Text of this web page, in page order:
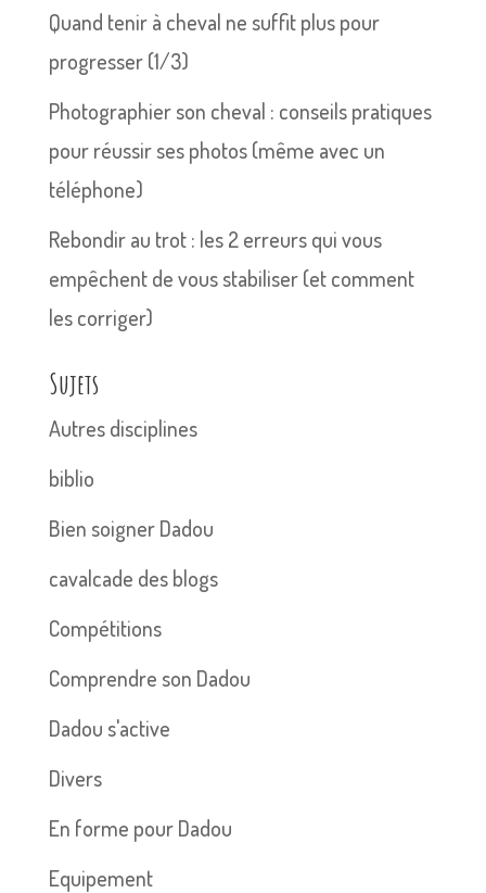
Quand tenir à cheval ne suffit plus pour
progresser (1/3)
Photographier son cheval : conseils pratiques
pour réussir ses photos (même avec un
téléphone)
Rebondir au trot : les 2 erreurs qui vous
empêchent de vous stabiliser (et comment
les corriger)
Sujets
Autres disciplines
biblio
Bien soigner Dadou
cavalcade des blogs
Compétitions
Comprendre son Dadou
Dadou s'active
Divers
En forme pour Dadou
Equipement